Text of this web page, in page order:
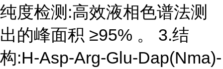
纯度检测:高效液相色谱法测
出的峰面积 ≥95% 。 3.结
构:H-Asp-Arg-Glu-Dap(Nma)-